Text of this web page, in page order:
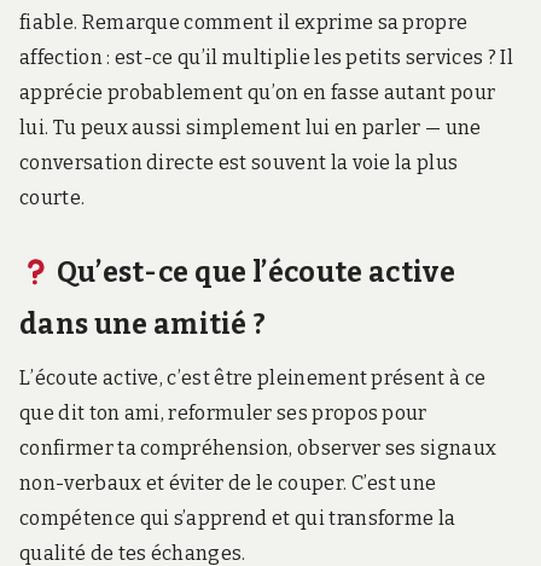
fiable. Remarque comment il exprime sa propre
affection : est-ce qu’il multiplie les petits services ? Il
apprécie probablement qu’on en fasse autant pour
lui. Tu peux aussi simplement lui en parler — une
conversation directe est souvent la voie la plus
courte.
Qu’est-ce que l’écoute active
dans une amitié ?
L’écoute active, c’est être pleinement présent à ce
que dit ton ami, reformuler ses propos pour
confirmer ta compréhension, observer ses signaux
non-verbaux et éviter de le couper. C’est une
compétence qui s’apprend et qui transforme la
qualité de tes échanges.